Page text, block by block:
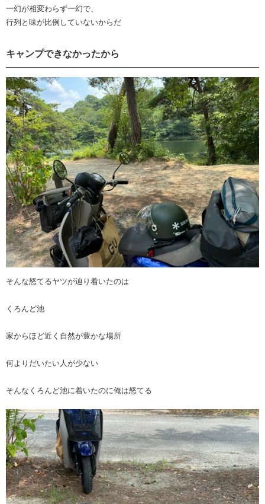
一幻が相変わらず一幻で、
行列と味が比例していないからだ
キャンプできなかったから
そんな怒てるヤツが辿り着いたのは
くろんど池
家からほど近く自然が豊かな場所
何よりだいたい人が少ない
そんなくろんど池に着いたのに俺は怒てる